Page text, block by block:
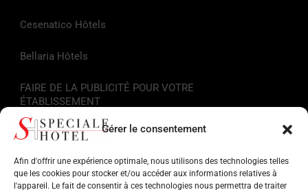
Gérer le consentement
Afin d'offrir une expérience optimale, nous utilisons des technologies telles
que les cookies pour stocker et/ou accéder aux informations relatives à
l'appareil. Le fait de consentir à ces technologies nous permettra de traiter
Cesenatico Hôtels
Bellaria Hôtels
FAIRE DE LA PUBLICITÉ POUR VOTRE
ÉTABLISSEMENT
Liens utiles
Informations touristiques